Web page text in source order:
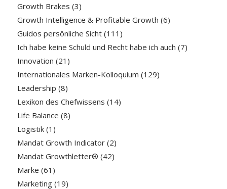
Growth Brakes (3)
Growth Intelligence & Profitable Growth (6)
Guidos persönliche Sicht(111)
Ich habe keine Schuld und Recht habe ich auch (7)
Innovation (21)
Internationales Marken-Kolloquium (129)
Leadership (8)
Lexikon des Chefwissens (14)
Life Balance (8)
Logistik(1)
Mandat Growth Indicator(2)
Mandat Growthletter® (42)
Marke (61)
Marketing(19)